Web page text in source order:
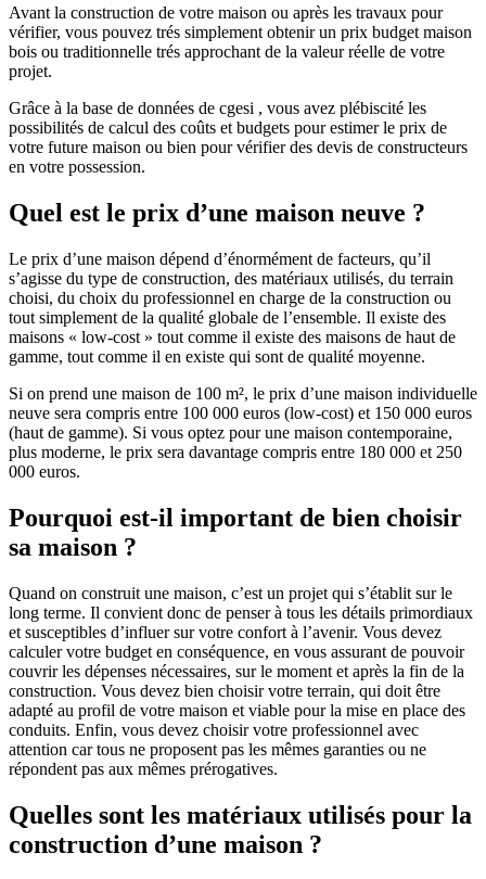
Avant la construction de votre maison ou après les travaux pour
vérifier, vous pouvez trés simplement obtenir un prix budget maison
bois ou traditionnelle trés approchant de la valeur réelle de votre
projet.
Grâce à la base de données de cgesi , vous avez plébiscité les
possibilités de calcul des coûts et budgets pour estimer le prix de
votre future maison ou bien pour vérifier des devis de constructeurs
en votre possession.
Quel est le prix d’une maison neuve ?
Le prix d’une maison dépend d’énormément de facteurs, qu’il
s’agisse du type de construction, des matériaux utilisés, du terrain
choisi, du choix du professionnel en charge de la construction ou
tout simplement de la qualité globale de l’ensemble. Il existe des
maisons « low-cost » tout comme il existe des maisons de haut de
gamme, tout comme il en existe qui sont de qualité moyenne.
Si on prend une maison de 100 m², le prix d’une maison individuelle
neuve sera compris entre 100 000 euros (low-cost) et 150 000 euros
(haut de gamme). Si vous optez pour une maison contemporaine,
plus moderne, le prix sera davantage compris entre 180 000 et 250
000 euros.
Pourquoi est-il important de bien choisir
sa maison ?
Quand on construit une maison, c’est un projet qui s’établit sur le
long terme. Il convient donc de penser à tous les détails primordiaux
et susceptibles d’influer sur votre confort à l’avenir. Vous devez
calculer votre budget en conséquence, en vous assurant de pouvoir
couvrir les dépenses nécessaires, sur le moment et après la fin de la
construction. Vous devez bien choisir votre terrain, qui doit être
adapté au profil de votre maison et viable pour la mise en place des
conduits. Enfin, vous devez choisir votre professionnel avec
attention car tous ne proposent pas les mêmes garanties ou ne
répondent pas aux mêmes prérogatives.
Quelles sont les matériaux utilisés pour la
construction d’une maison ?